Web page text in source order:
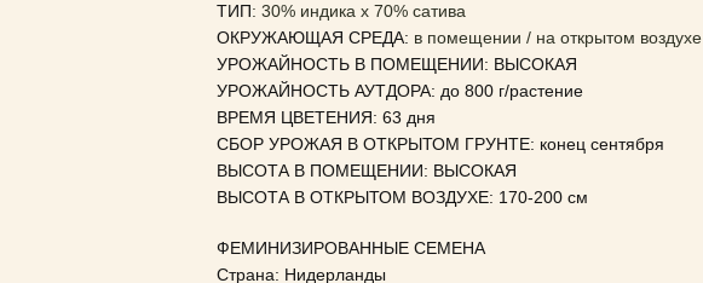
ТИП: 30% индика x 70% сатива
ОКРУЖАЮЩАЯ СРЕДА: в помещении / на открытом воздухе
УРОЖАЙНОСТЬ В ПОМЕЩЕНИИ: ВЫСОКАЯ
УРОЖАЙНОСТЬ АУТДОРА: до 800 г/растение
ВРЕМЯ ЦВЕТЕНИЯ: 63 дня
СБОР УРОЖАЯ В ОТКРЫТОМ ГРУНТЕ: конец сентября
ВЫСОТА В ПОМЕЩЕНИИ: ВЫСОКАЯ
ВЫСОТА В ОТКРЫТОМ ВОЗДУХЕ: 170-200 см
ФЕМИНИЗИРОВАННЫЕ СЕМЕНА
Страна: Нидерланды